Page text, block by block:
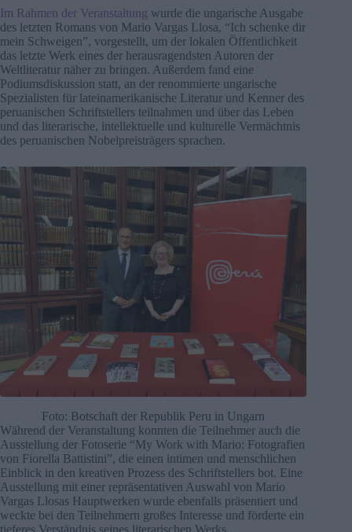
Im Rahmen der Veranstaltung wurde die ungarische Ausgabe
des letzten Romans von Mario Vargas Llosa, “Ich schenke dir
mein Schweigen”, vorgestellt, um der lokalen Öffentlichkeit
das letzte Werk eines der herausragendsten Autoren der
Weltliteratur näher zu bringen. Außerdem fand eine
Podiumsdiskussion statt, an der renommierte ungarische
Spezialisten für lateinamerikanische Literatur und Kenner des
peruanischen Schriftstellers teilnahmen und über das Leben
und das literarische, intellektuelle und kulturelle Vermächtnis
des peruanischen Nobelpreisträgers sprachen.
Foto: Botschaft der Republik Peru in Ungarn
Während der Veranstaltung konnten die Teilnehmer auch die
Ausstellung der Fotoserie “My Work with Mario: Fotografien
von Fiorella Battistini”, die einen intimen und menschlichen
Einblick in den kreativen Prozess des Schriftstellers bot. Eine
Ausstellung mit einer repräsentativen Auswahl von Mario
Vargas Llosas Hauptwerken wurde ebenfalls präsentiert und
weckte bei den Teilnehmern großes Interesse und förderte ein